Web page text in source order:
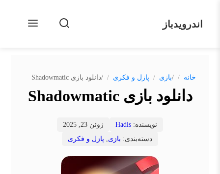
اندرویدباز
خانه /بازی پازل و فکری /دانلود بازی Shadowmatic
دانلود بازی Shadowmatic
نویسنده: Hadis
ژوئن 23, 2025
دسته‌بندی: بازی, پازل و فکری